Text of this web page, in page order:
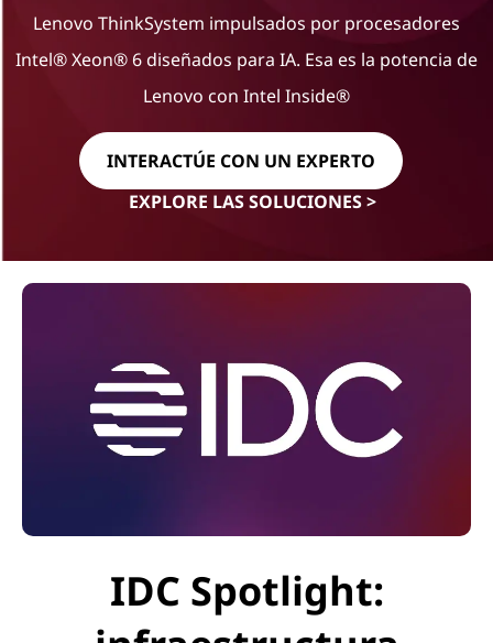
Lenovo ThinkSystem impulsados por procesadores
Intel® Xeon® 6 diseñados para IA. Esa es la potencia de
Lenovo con Intel Inside®
INTERACTÚE CON UN EXPERTO
EXPLORE LAS SOLUCIONES >
IDC Spotlight: